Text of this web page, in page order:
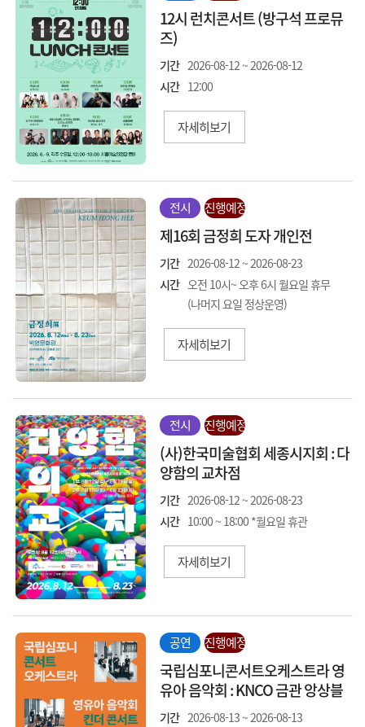
12시 런치콘서트 (방구석 프로뮤
즈)
기간 2026-08-12 ~ 2026-08-12
시간 12:00
자세히보기
전시 진행예정
제16회 금정희 도자 개인전
기간 2026-08-12 ~ 2026-08-23
시간 오전 10시~ 오후 6시 월요일 휴무
(나머지 요일 정상운영)
자세히보기
전시 진행예정
(사)한국미술협회 세종시지회 : 다
양함의 교차점
기간 2026-08-12 ~ 2026-08-23
시간 10:00 ~ 18:00 *월요일 휴관
자세히보기
공연 진행예정
국립심포니콘서트오케스트라 영
유아 음악회 : KNCO 금관 앙상블
기간 2026-08-13 ~ 2026-08-13